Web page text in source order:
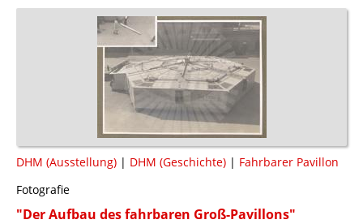
DHM (Ausstellung) | DHM (Geschichte) | Fahrbarer Pavillon
Fotografie
"Der Aufbau des fahrbaren Groß-Pavillons"